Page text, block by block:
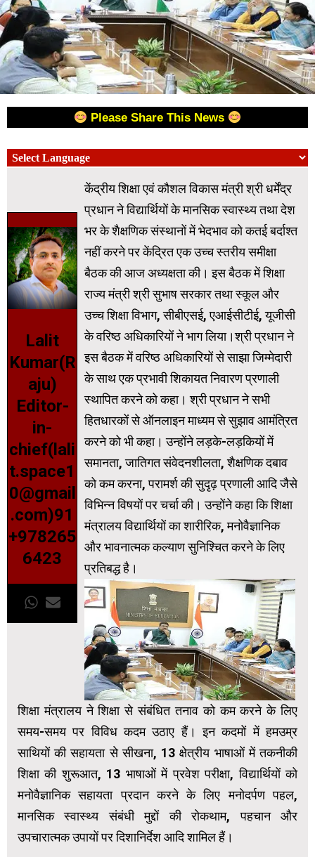
Please Share This News
Lalit
Kumar(R
aju)
Editor-
in-
chief(lali
t.space1
0@gmail
.com)91
+978265
6423
केंद्रीय शिक्षा एवं कौशल विकास मंत्री श्री धर्मेंद्र
प्रधान ने विद्यार्थियों के मानसिक स्वास्थ्य तथा देश
भर के शैक्षणिक संस्थानों में भेदभाव को कतई बर्दाश्‍त
नहीं करने पर केंद्रित एक उच्च स्तरीय समीक्षा
बैठक की आज अध्यक्षता की। इस बैठक में शिक्षा
राज्य मंत्री श्री सुभाष सरकार तथा स्कूल और
उच्च शिक्षा विभाग, सीबीएसई, एआईसीटीई, यूजीसी
के वरिष्ठ अधिकारियों ने भाग लिया।श्री प्रधान ने
इस बैठक में वरिष्ठ अधिकारियों से साझा जिम्मेदारी
के साथ एक प्रभावी शिकायत निवारण प्रणाली
स्थापित करने को कहा। श्री प्रधान ने सभी
हितधारकों से ऑनलाइन माध्यम से सुझाव आमंत्रित
करने को भी कहा। उन्होंने लड़के-लड़कियों में
समानता, जातिगत संवेदनशीलता, शैक्षणिक दबाव
को कम करना, परामर्श की सुदृढ़ प्रणाली आदि जैसे
विभिन्न विषयों पर चर्चा की। उन्होंने कहा कि शिक्षा
मंत्रालय विद्यार्थियों का शारीरिक, मनोवैज्ञानिक
और भावनात्मक कल्‍याण सुनिश्चित करने के लिए
प्रतिबद्ध है।
शिक्षा मंत्रालय ने शिक्षा से संबंधित तनाव को कम करने के लिए
समय-समय पर विविध कदम उठाए हैं। इन कदमों में हमउम्र
साथियों की सहायता से सीखना, 13 क्षेत्रीय भाषाओं में तकनीकी
शिक्षा की शुरूआत, 13 भाषाओं में प्रवेश परीक्षा, विद्यार्थियों को
मनोवैज्ञानिक सहायता प्रदान करने के लिए मनोदर्पण पहल,
मानसिक स्वास्थ्य संबंधी मुद्दों की रोकथाम, पहचान और
उपचारात्मक उपायों पर दिशानिर्देश आदि शामिल हैं।